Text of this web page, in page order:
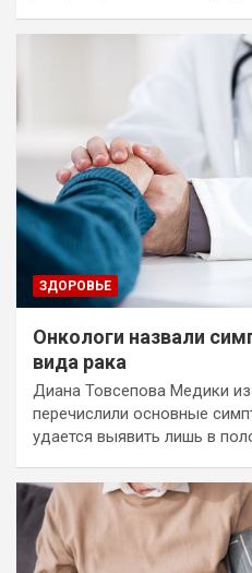
ЗДОРОВЬЕ
Онкологи назвали
вида рака
Диана Товсепова Медики
перечислили основные
удается выявить лишь в